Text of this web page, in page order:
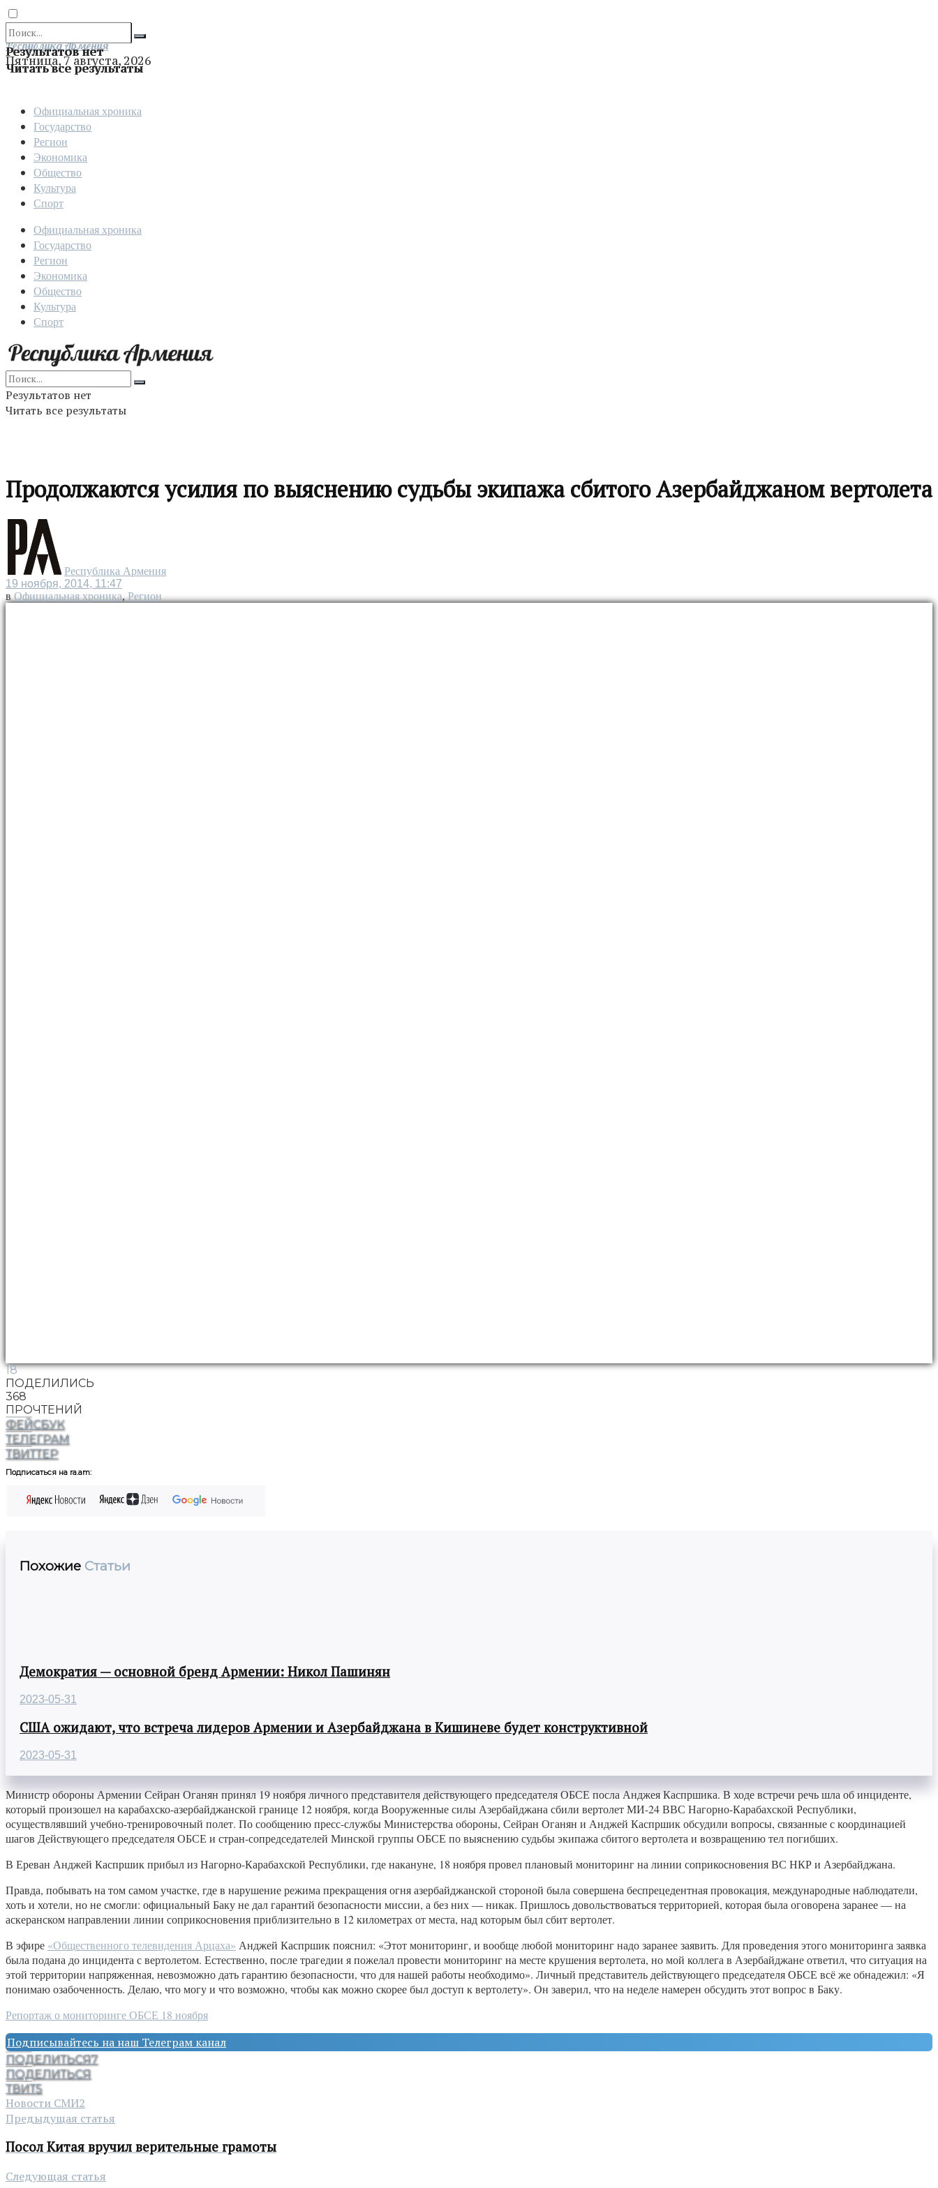
Результатов нет
Читать все результаты
Отправить
Республика Армения
Пятница, 7 августа, 2026
Официальная хроника
Государство
Регион
Экономика
Общество
Культура
Спорт
Официальная хроника
Государство
Регион
Экономика
Общество
Культура
Спорт
Результатов нет
Читать все результаты
Продолжаются усилия по выяснению судьбы экипажа сбитого Азербайджаном вертолета
Республика Армения
19 ноября, 2014, 11:47
в Официальная хроника,Регион
18
ПОДЕЛИЛИСЬ
368
ПРОЧТЕНИЙ
ФЕЙСБУК
ТЕЛЕГРАМ
ТВИТТЕР
Подписаться на ra.am:
Похожие Статьи
Демократия — основной бренд Армении: Никол Пашинян
2023-05-31
США ожидают, что встреча лидеров Армении и Азербайджана в Кишиневе будет конструктивной
2023-05-31
Министр обороны Армении Сейран Оганян принял 19 ноября личного представителя действующего председателя ОБСЕ посла Анджея Каспршика. В ходе встречи речь шла об инциденте,
который произошел на карабахско-азербайджанской границе 12 ноября, когда Вооруженные силы Азербайджана сбили вертолет МИ-24 ВВС Нагорно-Карабахской Республики,
осуществлявший учебно-тренировочный полет. По сообщению пресс-службы Министерства обороны, Сейран Оганян и Анджей Каспршик обсудили вопросы, связанные с координацией
шагов Действующего председателя ОБСЕ и стран-сопредседателей Минской группы ОБСЕ по выяснению судьбы экипажа сбитого вертолета и возвращению тел погибших.
В Ереван Анджей Каспршик прибыл из Нагорно-Карабахской Республики, где накануне, 18 ноября провел плановый мониторинг на линии соприкосновения ВС НКР и Азербайджана.
Правда, побывать на том самом участке, где в нарушение режима прекращения огня азербайджанской стороной была совершена беспрецедентная провокация, международные наблюдатели,
хоть и хотели, но не смогли: официальный Баку не дал гарантий безопасности миссии, а без них — никак. Пришлось довольствоваться территорией, которая была оговорена заранее — на
аскеранском направлении линии соприкосновения приблизительно в 12 километрах от места, над которым был сбит вертолет.
В эфире «Общественного телевидения Арцаха» Анджей Каспршик пояснил: «Этот мониторинг, и вообще любой мониторинг надо заранее заявить. Для проведения этого мониторинга заявка
была подана до инцидента с вертолетом. Естественно, после трагедии я пожелал провести мониторинг на месте крушения вертолета, но мой коллега в Азербайджане ответил, что ситуация на
этой территории напряженная, невозможно дать гарантию безопасности, что для нашей работы необходимо». Личный представитель действующего председателя ОБСЕ всё же обнадежил: «Я
понимаю озабоченность. Делаю, что могу и что возможно, чтобы как можно скорее был доступ к вертолету». Он заверил, что на неделе намерен обсудить этот вопрос в Баку.
Репортаж о мониторинге ОБСЕ 18 ноября
Подписывайтесь на наш Телеграм канал
ПОДЕЛИТЬСЯ7
ПОДЕЛИТЬСЯ
ТВИТ5
Новости СМИ2
Предыдущая статья
Посол Китая вручил верительные грамоты
Следующая статья